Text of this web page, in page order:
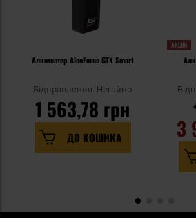
Алкотестер AlcoForce GTX Smart
Відправлення: Негайно
1 563,78 грн
ДО КОШИКА
АКЦІЯ
3